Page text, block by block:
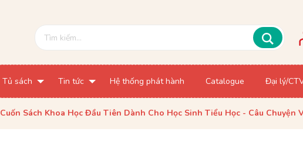
Tủ sách Tin tức Hệ thống phát hành Catalogue Đại lý/
Cuốn Sách Khoa Học Đầu Tiên Dành Cho Học Sinh Tiểu Học - Câu Chuyện